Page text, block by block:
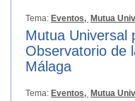
Tema: Eventos, Mutua
Mutua Universal
Observatorio de
Málaga
Tema: Eventos, Mutua